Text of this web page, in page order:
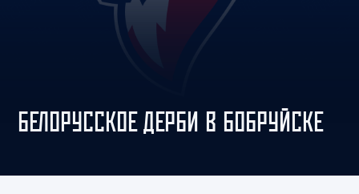
БЕЛОРУССКОЕ ДЕРБИ В БОБРУЙСКЕ